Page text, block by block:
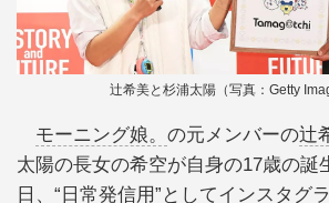
辻希美と杉浦太陽（写真：Getty
モーニング娘。 の元メンバーの辻
太陽の長女の希空が自身の17歳の誕
日、“日常発信用”としてインスタグ